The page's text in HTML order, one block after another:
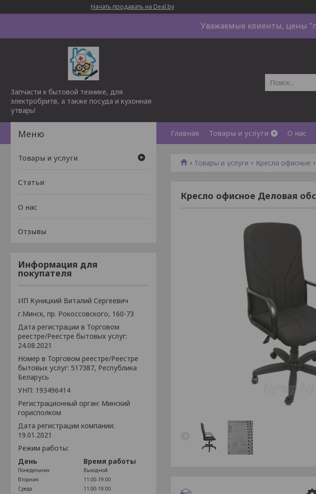
Начать продавать на Deal.by
Уважаемые клиенты, цены
Запчасти к бытовой технике, для
электробритв, а также посуда и кухонная
утварь!
Главная Товары и услуги О нас
Товары и услуги Кресла офисные
Кресло офисное Деловая
Товары и услуги
Статьи
О нас
Отзывы
Информация для
покупателя
ИП Куницкий Виталий Сергеевич
г.Минск, пр. Рокоссовского, 160-73
Дата регистрации в Торговом
реестре/Реестре бытовых услуг:
24.08.2021
Номер в Торговом реестре/Реестре
бытовых услуг: 517387, Республика
Беларусь
УНП: 193496414
Регистрационный орган: Минский
горисполком
Дата регистрации компании:
19.01.2021
Режим работы:
День
Время работы
Понедельник
Выходной
Вторник
11:00-19:00
Среда
11:00-19:00